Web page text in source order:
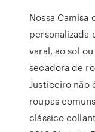
Nossa Camisa
personalizada
varal, ao sol
secadora de
Justiceiro não
roupas
clássico